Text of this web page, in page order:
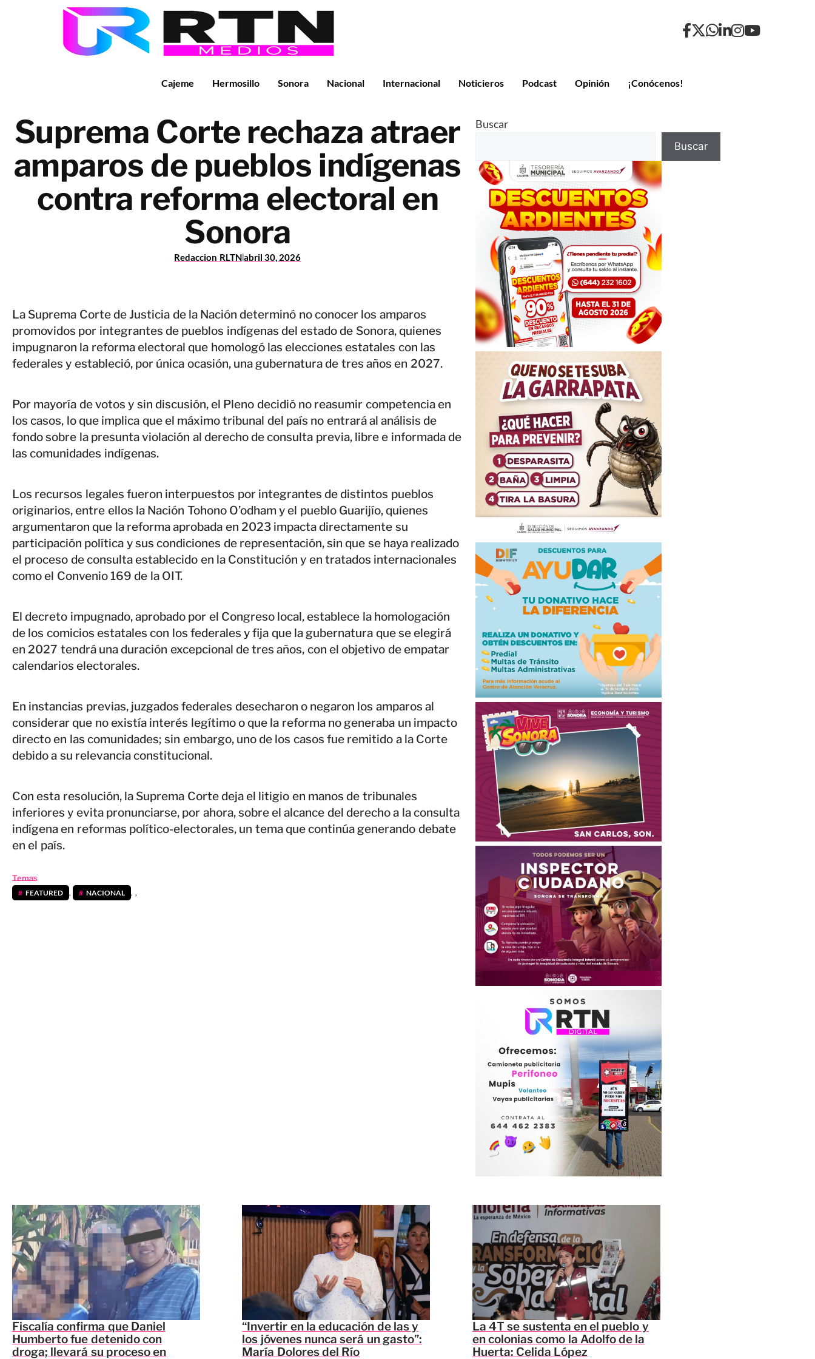
Cajeme Hermosillo Sonora Nacional Internacional Noticieros Podcast Opinión ¡Conócenos!
Suprema Corte rechaza atraer
amparos de pueblos indígenas
contra reforma electoral en
Sonora
Redaccion RLTNabril 30, 2026
La Suprema Corte de Justicia de la Nación determinó no conocer los amparos
promovidos por integrantes de pueblos indígenas del estado de Sonora, quienes
impugnaron la reforma electoral que homologó las elecciones estatales con las
federales y estableció, por única ocasión, una gubernatura de tres años en 2027.
Por mayoría de votos y sin discusión, el Pleno decidió no reasumir competencia en
los casos, lo que implica que el máximo tribunal del país no entrará al análisis de
fondo sobre la presunta violación al derecho de consulta previa, libre e informada de
las comunidades indígenas.
Los recursos legales fueron interpuestos por integrantes de distintos pueblos
originarios, entre ellos la Nación Tohono O’odham y el pueblo Guarijío, quienes
argumentaron que la reforma aprobada en 2023 impacta directamente su
participación política y sus condiciones de representación, sin que se haya realizado
el proceso de consulta establecido en la Constitución y en tratados internacionales
como el Convenio 169 de la OIT.
El decreto impugnado, aprobado por el Congreso local, establece la homologación
de los comicios estatales con los federales y fija que la gubernatura que se elegirá
en 2027 tendrá una duración excepcional de tres años, con el objetivo de empatar
calendarios electorales.
En instancias previas, juzgados federales desecharon o negaron los amparos al
considerar que no existía interés legítimo o que la reforma no generaba un impacto
directo en las comunidades; sin embargo, uno de los casos fue remitido a la Corte
debido a su relevancia constitucional.
Con esta resolución, la Suprema Corte deja el litigio en manos de tribunales
inferiores y evita pronunciarse, por ahora, sobre el alcance del derecho a la consulta
indígena en reformas político-electorales, un tema que continúa generando debate
en el país.
Temas
FEATURED , NACIONAL , ,
Buscar
Buscar
Fiscalía confirma que Daniel
Humberto fue detenido con
droga; llevará su proceso en
“Invertir en la educación de las y
los jóvenes nunca será un gasto”:
María Dolores del Río
La 4T se sustenta en el pueblo y
en colonias como la Adolfo de la
Huerta: Celida López